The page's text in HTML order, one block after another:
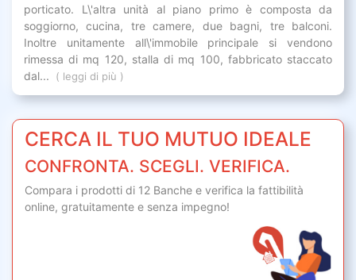
porticato. L\'altra unità al piano primo è composta da
soggiorno, cucina, tre camere, due bagni, tre balconi.
Inoltre unitamente all\'immobile principale si vendono
rimessa di mq 120, stalla di mq 100, fabbricato staccato
dal...
( leggi di più )
CERCA IL TUO MUTUO IDEALE
CONFRONTA. SCEGLI. VERIFICA.
Compara i prodotti di 12 Banche e verifica la fattibilità
online, gratuitamente e senza impegno!